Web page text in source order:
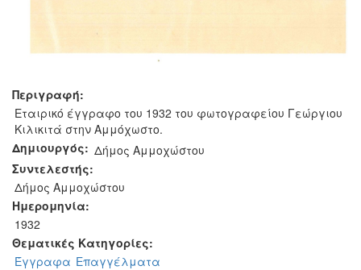
Περιγραφή:
Εταιρικό έγγραφο του 1932 του φωτογραφείου Γεώργιου
Κιλικιτά στην Αμμόχωστο.
Δημιουργός: Δήμος Αμμοχώστου
Συντελεστής:
Δήμος Αμμοχώστου
Ημερομηνία:
1932
Θεματικές Κατηγορίες:
Έγγραφα Επαγγέλματα